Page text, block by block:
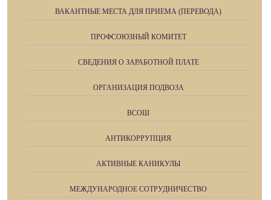
ВАКАНТНЫЕ МЕСТА ДЛЯ ПРИЕМА (ПЕРЕВОДА)
ПРОФСОЮЗНЫЙ КОМИТЕТ
СВЕДЕНИЯ О ЗАРАБОТНОЙ ПЛАТЕ
ОРГАНИЗАЦИЯ ПОДВОЗА
ВСОШ
АНТИКОРРУПЦИЯ
АКТИВНЫЕ КАНИКУЛЫ
МЕЖДУНАРОДНОЕ СОТРУДНИЧЕСТВО